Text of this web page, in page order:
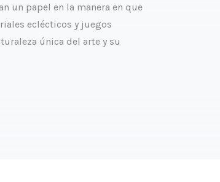
un papel en la manera en que
eclécticos y juegos
única del arte y su